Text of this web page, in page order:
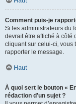
Comment puis-je
Si les administrateurs du
devrait être affiché à côté
cliquant sur celui-ci, vous
rapporter le message.
Haut
À quoi sert le bouton «
rédaction d’un sujet ?